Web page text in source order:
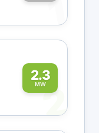
1
2.3
MW2